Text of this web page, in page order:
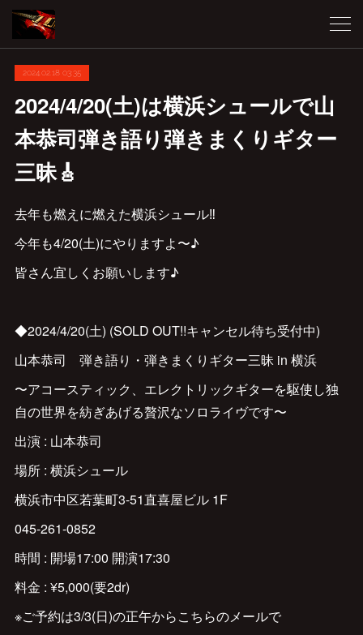
2024.02.18 03:35
2024/4/20(土)は横浜シュールで山
本恭司弾き語り弾きまくりギター
三昧🎸
去年も燃えに燃えた横浜シュール‼️
今年も4/20(土)にやりますよ〜♪
皆さん宜しくお願いします♪
◆2024/4/20(土) (SOLD OUT!!キャンセル待ち受付中)
山本恭司 弾き語り・弾きまくりギター三昧 in 横浜
〜アコースティック、エレクトリックギターを駆使し独
自の世界を紡ぎあげる贅沢なソロライヴです〜
出演 : 山本恭司
場所 : 横浜シュール
横浜市中区若葉町3-51直喜屋ビル 1F
045-261-0852
時間 : 開場17:00 開演17:30
料金 : ¥5,000(要2dr)
※ご予約は3/3(日)の正午からこちらのメールで